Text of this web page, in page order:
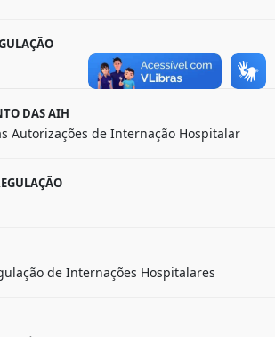
DAS AIH
Autorizações de Internação Hospitalar
de Internações Hospitalares